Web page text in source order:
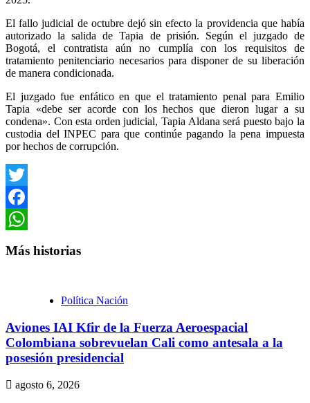
El fallo judicial de octubre dejó sin efecto la providencia que había
autorizado la salida de Tapia de prisión. Según el juzgado de
Bogotá, el contratista aún no cumplía con los requisitos de
tratamiento penitenciario necesarios para disponer de su liberación
de manera condicionada.
El juzgado fue enfático en que el tratamiento penal para Emilio
Tapia «debe ser acorde con los hechos que dieron lugar a su
condena». Con esta orden judicial, Tapia Aldana será puesto bajo la
custodia del INPEC para que continúe pagando la pena impuesta
por hechos de corrupción.
Twitter
Facebook
Más historias
Política Nación
Aviones IAI Kfir de la Fuerza Aeroespacial
Colombiana sobrevuelan Cali como antesala a la
posesión presidencial
agosto 6, 2026